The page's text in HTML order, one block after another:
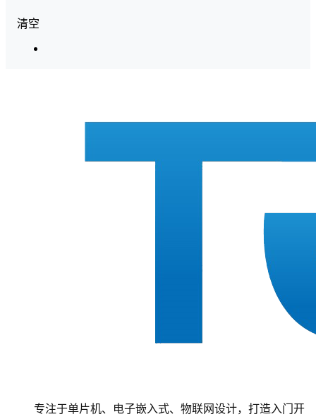
清空
专注于单片机、电子嵌入式、物联网设计，打造入门开